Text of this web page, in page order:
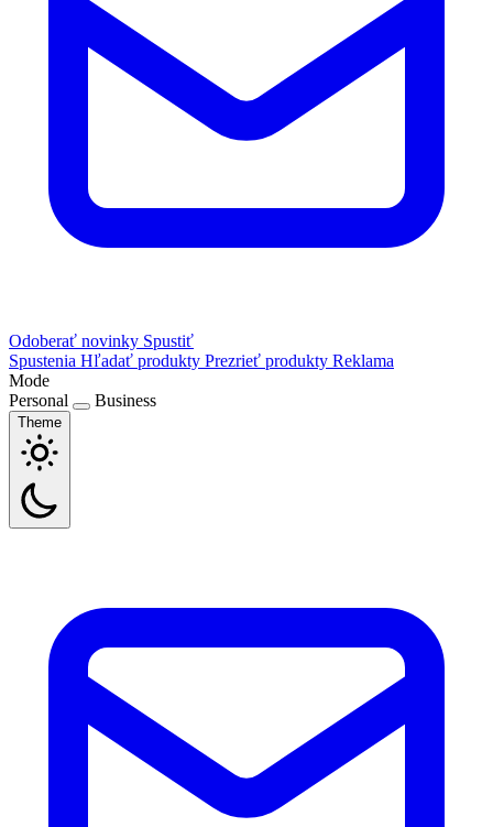
Odoberať novinky Spustiť
Spustenia Hľadať produkty Prezrieť produkty Reklama
Mode
Personal
Business
Theme